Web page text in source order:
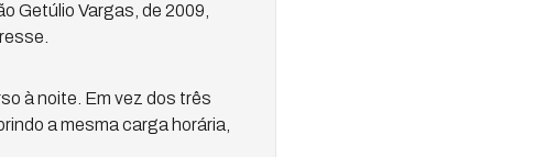
Getúlio Vargas, de 2009,
à noite. Em vez dos três
a mesma carga horária,